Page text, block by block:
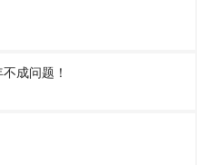
成问题！